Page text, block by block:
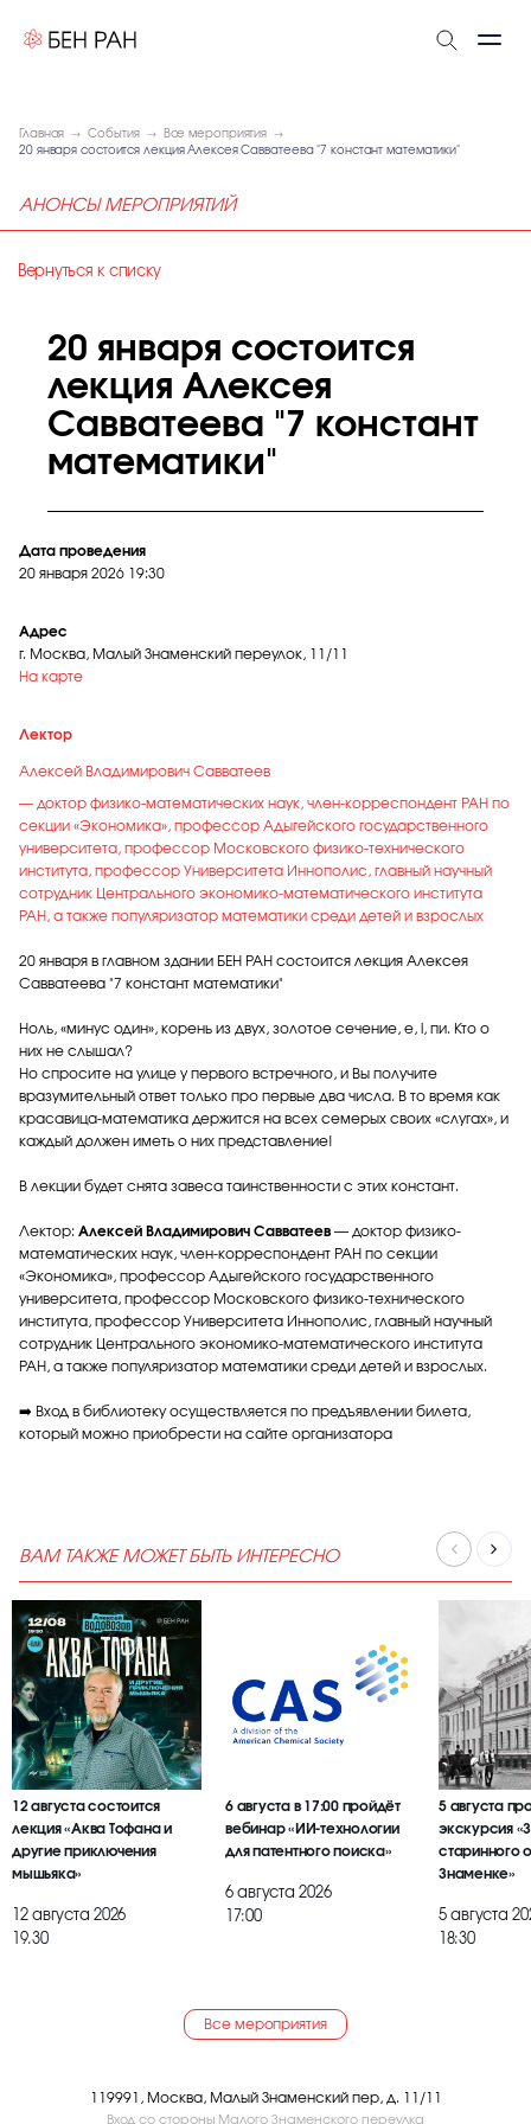
Главная События
Все мероприятия
20 января состоится лекция Алексея Савватеева "7 констант математики"
АНОНСЫ МЕРОПРИЯТИЙ
Вернуться к списку
20 января состоится
лекция Алексея
Савватеева "7 констант
математики"
Дата проведения
20 января 2026 19:30
Адрес
г. Москва, Малый Знаменский переулок, 11/11
На карте
Лектор
Алексей Владимирович Савватеев
— доктор физико-математических наук, член-корреспондент РАН по
секции «Экономика», профессор Адыгейского государственного
университета, профессор Московского физико-технического
института, профессор Университета Иннополис, главный научный
сотрудник Центрального экономико-математического института
РАН, а также популяризатор математики среди детей и взрослых
20 января в главном здании БЕН РАН состоится лекция Алексея
Савватеева "7 констант математики"
Ноль, «минус один», корень из двух, золотое сечение, е, i, пи. Кто о
них не слышал?
Но спросите на улице у первого встречного, и Вы получите
вразумительный ответ только про первые два числа. В то время как
красавица-математика держится на всех семерых своих «слугах», и
каждый должен иметь о них представление!
В лекции будет снята завеса таинственности с этих констант.
Лектор: Алексей Владимирович Савватеев — доктор физико-
математических наук, член-корреспондент РАН по секции
«Экономика», профессор Адыгейского государственного
университета, профессор Московского физико-технического
института, профессор Университета Иннополис, главный научный
сотрудник Центрального экономико-математического института
РАН, а также популяризатор математики среди детей и взрослых.
➡️ Вход в библиотеку осуществляется по предъявлении билета,
который можно приобрести на сайте организатора
ВАМ ТАКЖЕ МОЖЕТ БЫТЬ ИНТЕРЕСНО
12 августа состоится
лекция «Аква Тофана и
другие приключения
мышьяка»
12 августа 2026
19.30
6 августа в 17:00 пройдёт
вебинар «ИИ-технологии
для патентного поиска»
6 августа 2026
17:00
5 августа
экскурсия
старинного
Знаменке»
5 августа
18:30
Все мероприятия
119991, Москва, Малый Знаменский пер, д. 11/11
Вход со стороны Малого Знаменского переулка